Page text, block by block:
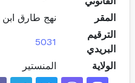
المقر
نهج طارق ابن
الترقيم
البريدي
5031
الولاية المنستير